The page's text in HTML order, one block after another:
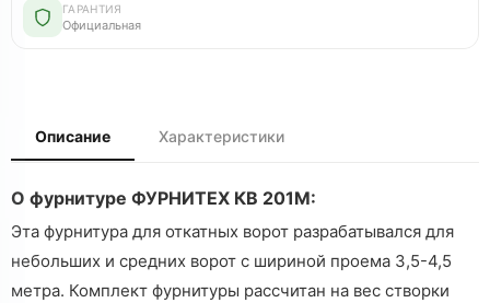
ГАРАНТИЯ
Официальная
Описание Характеристики
О фурнитуре ФУРНИТЕХ КВ 201М:
Эта фурнитура для откатных ворот разрабатывался для
небольших и средних ворот с шириной проема 3,5-4,5
метра. Комплект фурнитуры рассчитан на вес створки